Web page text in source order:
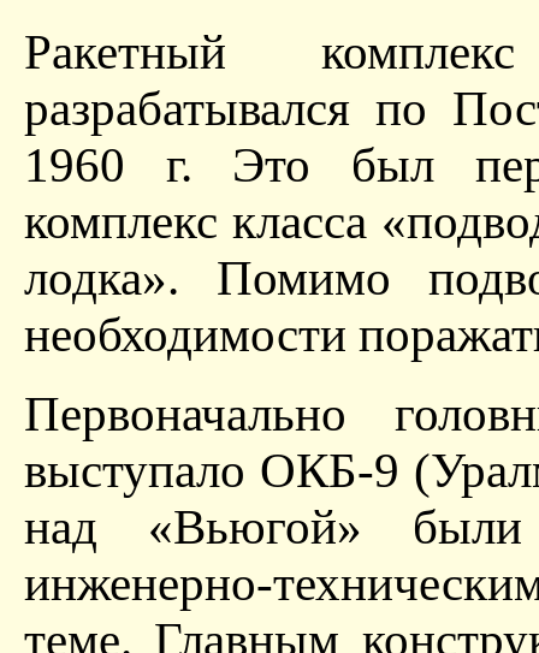
Ракетный
разрабатывался по
1960 г. Это был
комплекс класса
лодка». Помимо
необходимости
Первоначально
выступало ОКБ-9
над «Вьюгой»
инженерно-
теме. Главным